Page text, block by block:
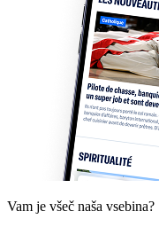
Vam je všeč naša vsebina?